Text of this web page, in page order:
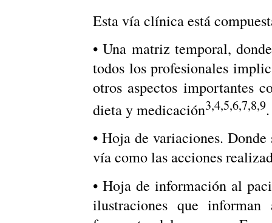
Esta vía clínica está
• Una matriz temporal,
todos los profesionales
otros aspectos importantes
dieta y medicación3,4,5,6,7,8,9.
• Hoja de variaciones.
vía como las acciones
• Hoja de información al
ilustraciones que